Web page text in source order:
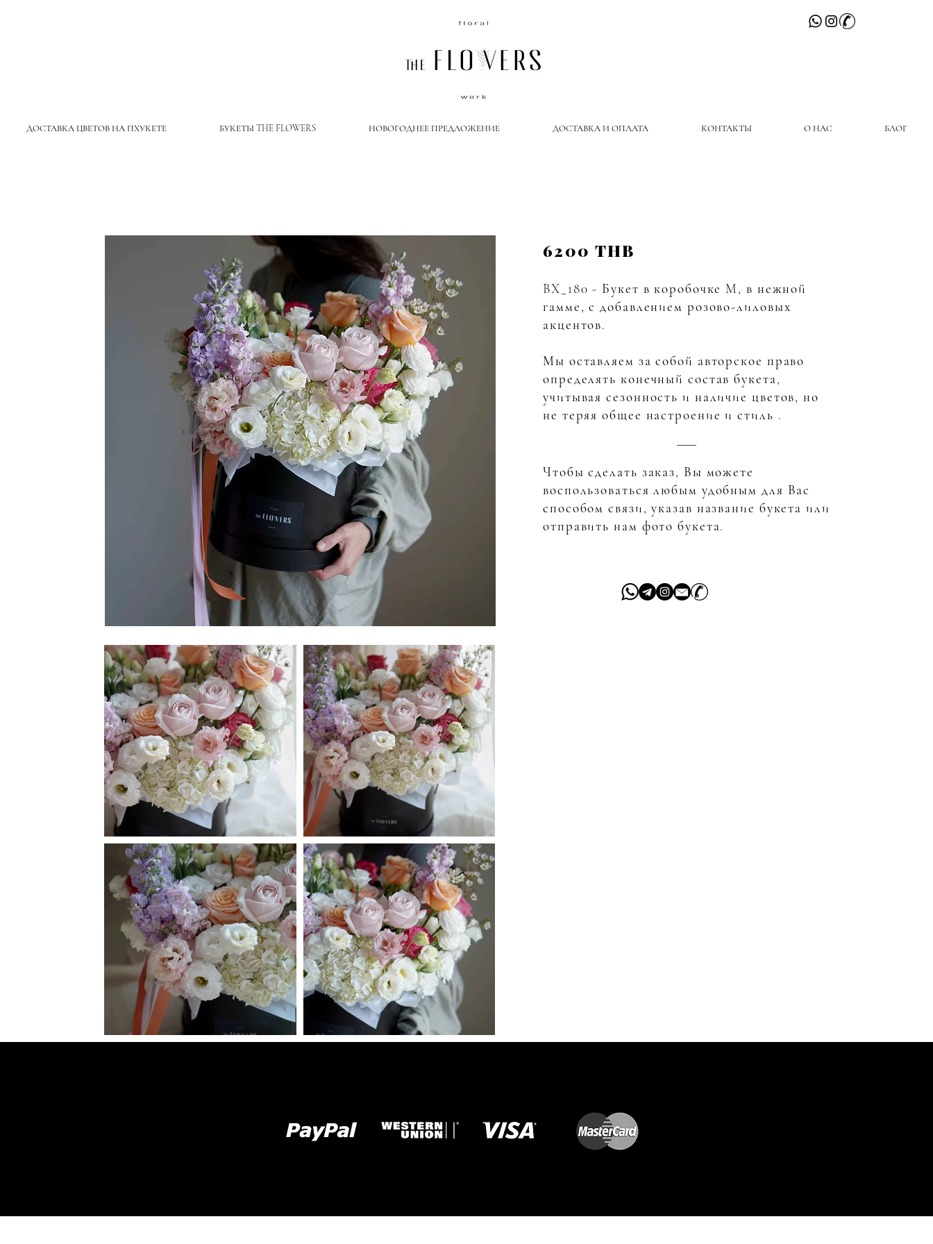
ДОСТАВКА ЦВЕТОВ НА ПХУКЕТЕ БУКЕТЫ THE FLOWERS НОВОГОДНЕЕ ПРЕДЛОЖЕНИЕ ДОСТАВКА И ОПЛАТА КОНТАКТЫ О НАС БЛОГ
6200 THB
BX_180 - Букет в коробочке M, в нежной
гамме, с добавлением розово-лиловых
акцентов.
Мы оставляем за собой авторское право
определять конечный состав букета,
учитывая сезонность и наличие цветов, но
не теряя общее настроение и стиль .
Чтобы сделать заказ, Вы можете
воспользоваться любым удобным для Вас
способом связи, указав название букета или
отправить нам фото букета.